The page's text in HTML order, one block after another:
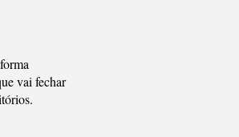
vai fechar